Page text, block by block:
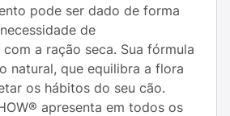
pode ser dado de forma
de
a ração seca. Sua fórmula
natural, que equilibra a flora
os hábitos do seu cão.
apresenta em todos os